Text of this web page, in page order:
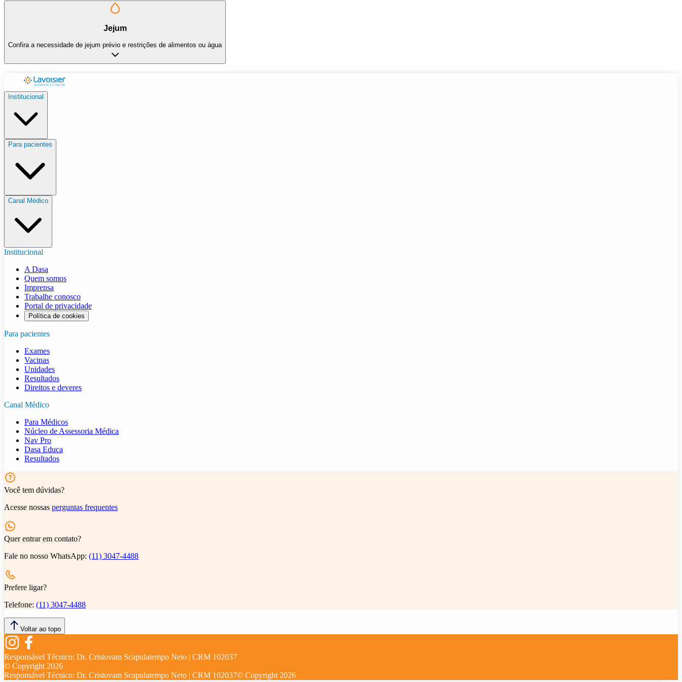
Jejum
Confira a necessidade de jejum prévio e restrições de alimentos ou água
Institucional
Para pacientes
Canal Médico
Institucional
A Dasa
Quem somos
Imprensa
Trabalhe conosco
Portal de privacidade
Política de cookies
Para pacientes
Exames
Vacinas
Unidades
Resultados
Direitos e deveres
Canal Médico
Para Médicos
Núcleo de Assessoria Médica
Nav Pro
Dasa Educa
Resultados
Você tem dúvidas?
Acesse nossas perguntas frequentes
Quer entrar em contato?
Fale no nosso WhatsApp: (11) 3047-4488
Prefere ligar?
Telefone: (11) 3047-4488
Voltar ao topo
Responsável Técnico: Dr. Cristovam Scapulatempo Neto | CRM 102037
© Copyright 2026
Responsável Técnico: Dr. Cristovam Scapulatempo Neto | CRM 102037© Copyright 2026